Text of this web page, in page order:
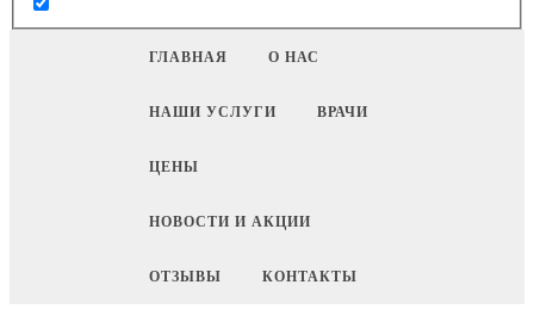
ГЛАВНАЯ О НАС
НАШИ УСЛУГИ ВРАЧИ
ЦЕНЫ
НОВОСТИ И АКЦИИ
ОТЗЫВЫ КОНТАКТЫ